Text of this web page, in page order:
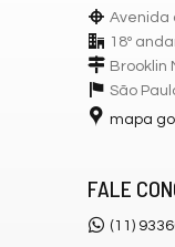
Avenida
18º
Brooklin
São
mapa
FALE
(11)